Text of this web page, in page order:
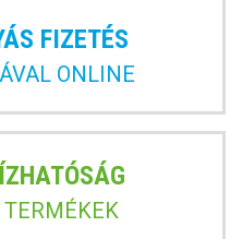
FIZETÉS
ONLINE